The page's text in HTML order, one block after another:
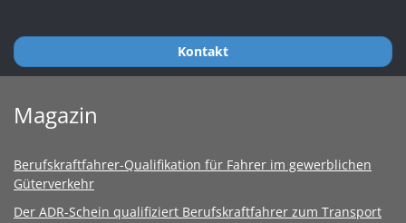
Kontakt
Magazin
Berufskraftfahrer-Qualifikation für Fahrer im gewerblichen
Güterverkehr
Der ADR-Schein qualifiziert Berufskraftfahrer zum Transport